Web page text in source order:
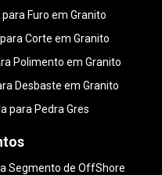
Furo em Granito
Corte em Granito
Polimento em Granito
Desbaste em Granito
para Pedra Gres
Segmento de OffShore